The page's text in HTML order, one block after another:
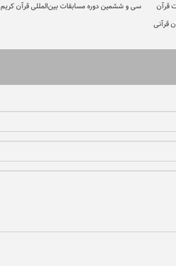
قرآن
سی و ششمین دوره مسابقات بین‌المللی قرآن کریم
قرآنی